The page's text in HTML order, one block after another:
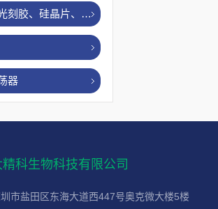
晶圆、光刻胶、硅晶片、烤胶机
器
科生物科技有限公司
市盐田区东海大道西447号奥克微大楼5楼